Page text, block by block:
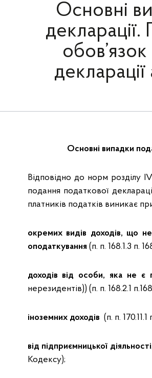
Основні
Основні випадки
Відповідно до норм розділу
подання податкової
платників податків виникає
окремих видів доходів, що
оподаткування (п. п. 168.1.3 п.
доходів від особи, яка не є
нерезидентів)) (п. п. 168.2.1
іноземних доходів (п. п.
від підприємницької діяльності
Кодексу);